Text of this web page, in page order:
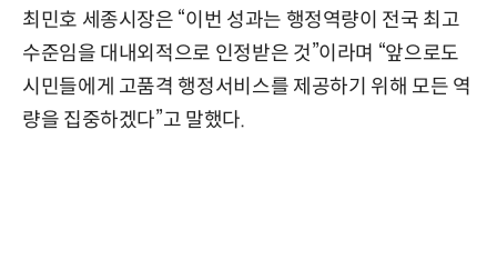
최민호 세종시장은 “이번 성과는 행정역량이 전국 최고
수준임을 대내외적으로 인정받은 것”이라며 “앞으로도
시민들에게 고품격 행정서비스를 제공하기 위해 모든 역
량을 집중하겠다”고 말했다.